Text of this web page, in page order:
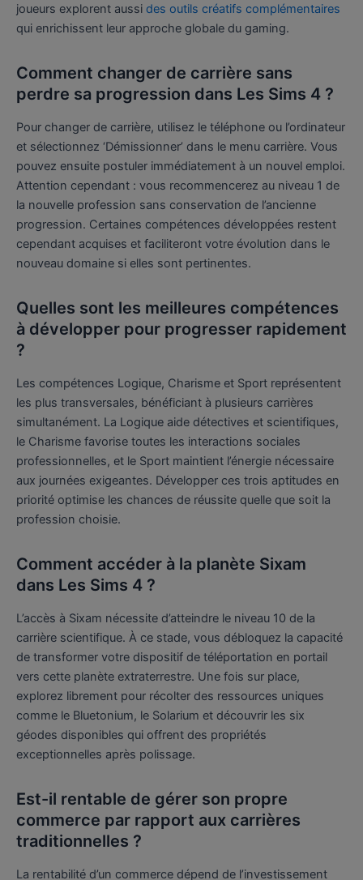
joueurs explorent aussi des outils créatifs complémentaires
qui enrichissent leur approche globale du gaming.
Comment changer de carrière sans
perdre sa progression dans Les Sims 4 ?
Pour changer de carrière, utilisez le téléphone ou l’ordinateur
et sélectionnez ‘Démissionner’ dans le menu carrière. Vous
pouvez ensuite postuler immédiatement à un nouvel emploi.
Attention cependant : vous recommencerez au niveau 1 de
la nouvelle profession sans conservation de l’ancienne
progression. Certaines compétences développées restent
cependant acquises et faciliteront votre évolution dans le
nouveau domaine si elles sont pertinentes.
Quelles sont les meilleures compétences
à développer pour progresser rapidement
?
Les compétences Logique, Charisme et Sport représentent
les plus transversales, bénéficiant à plusieurs carrières
simultanément. La Logique aide détectives et scientifiques,
le Charisme favorise toutes les interactions sociales
professionnelles, et le Sport maintient l’énergie nécessaire
aux journées exigeantes. Développer ces trois aptitudes en
priorité optimise les chances de réussite quelle que soit la
profession choisie.
Comment accéder à la planète Sixam
dans Les Sims 4 ?
L’accès à Sixam nécessite d’atteindre le niveau 10 de la
carrière scientifique. À ce stade, vous débloquez la capacité
de transformer votre dispositif de téléportation en portail
vers cette planète extraterrestre. Une fois sur place,
explorez librement pour récolter des ressources uniques
comme le Bluetonium, le Solarium et découvrir les six
géodes disponibles qui offrent des propriétés
exceptionnelles après polissage.
Est-il rentable de gérer son propre
commerce par rapport aux carrières
traditionnelles ?
La rentabilité d’un commerce dépend de l’investissement